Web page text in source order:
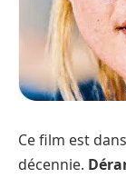
Ce film est
décennie.